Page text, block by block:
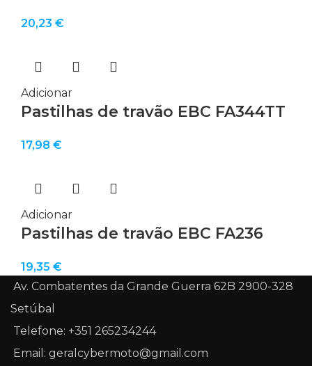
20,23 €
Adicionar
Pastilhas de travão EBC FA344TT
17,98 €
Adicionar
Pastilhas de travão EBC FA236
19,35 €
Av. Combatentes da Grande Guerra 62B 2900-328
Setúbal
Telefone: +351 265234244
Email: geralcybermoto@gmail.com